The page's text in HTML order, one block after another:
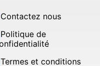
Contactez nous
Politique de
Termes et conditions